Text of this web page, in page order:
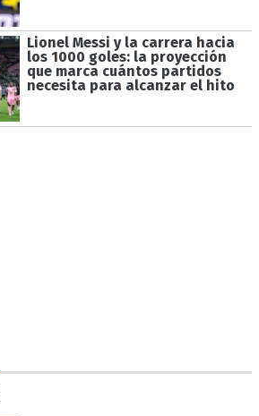
Lionel Messi y la carrera hacia
los 1000 goles: la proyección
que marca cuántos partidos
necesita para alcanzar el hito